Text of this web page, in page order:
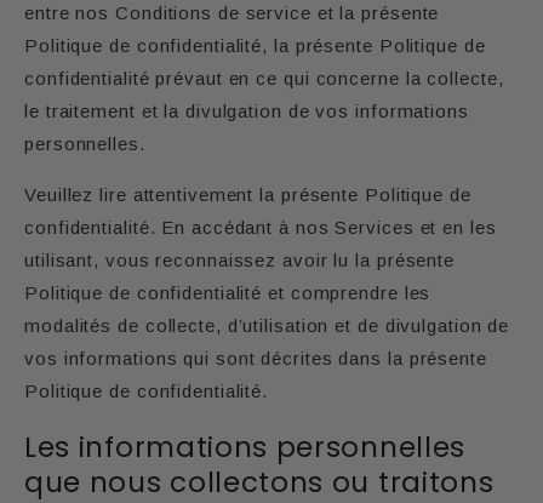
entre nos Conditions de service et la présente
Politique de confidentialité, la présente Politique de
confidentialité prévaut en ce qui concerne la collecte,
le traitement et la divulgation de vos informations
personnelles.
Veuillez lire attentivement la présente Politique de
confidentialité. En accédant à nos Services et en les
utilisant, vous reconnaissez avoir lu la présente
Politique de confidentialité et comprendre les
modalités de collecte, d’utilisation et de divulgation de
vos informations qui sont décrites dans la présente
Politique de confidentialité.
Les informations personnelles
que nous collectons ou traitons